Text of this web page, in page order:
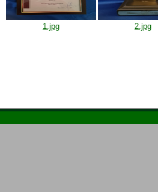
1.jpg 2.jpg